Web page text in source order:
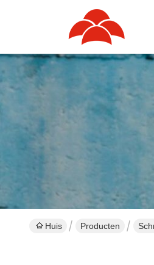
Huis Producten